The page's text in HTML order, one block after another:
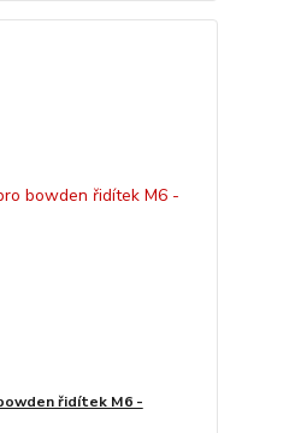
řidítek M6 -